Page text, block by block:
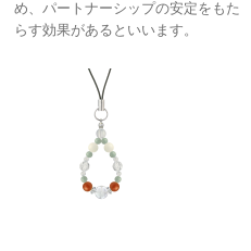
め、パートナーシップの安定をもた
らす効果があるといいます。